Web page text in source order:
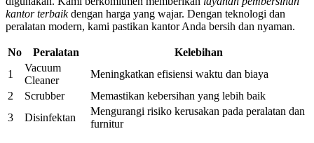
kantor terbaikdengan harga yang wajar. Dengan teknologi dan
peralatan modern, kami pastikan kantor Anda bersih dan nyaman.
No Peralatan
Kelebihan
1
Vacuum
Cleaner
Meningkatkan efisiensi waktu dan biaya
2
Scrubber
Memastikan kebersihan yang lebih baik
3
Disinfektan
Mengurangi risiko kerusakan pada peralatan dan
furnitur